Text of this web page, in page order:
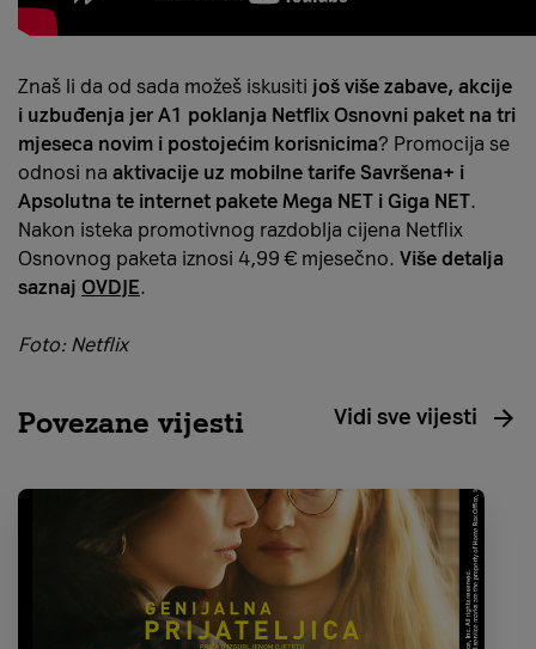
Znaš li da od sada možeš iskusiti još više zabave, akcije
i uzbuđenja jer A1 poklanja Netflix Osnovni paket na tri
mjeseca novim i postojećim korisnicima? Promocija se
odnosi na aktivacije uz mobilne tarife Savršena+ i
Apsolutna te internet pakete Mega NET i Giga NET.
Nakon isteka promotivnog razdoblja cijena Netflix
Osnovnog paketa iznosi 4,99 € mjesečno. Više detalja
saznaj OVDJE.
Foto: Netflix
Povezane vijesti Vidi sve vijesti